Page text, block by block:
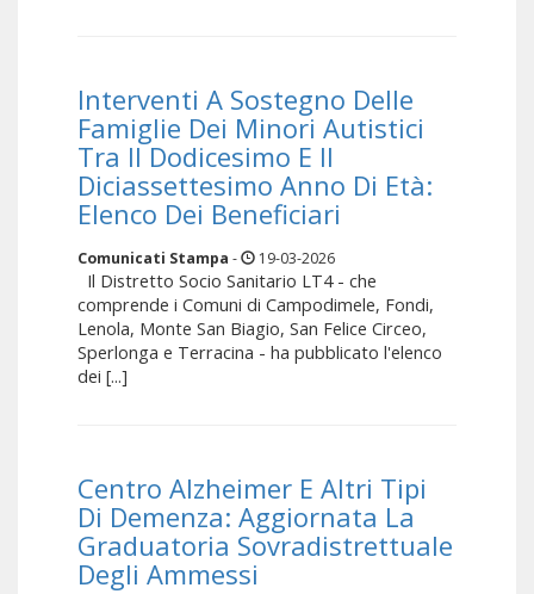
Interventi A Sostegno Delle
Famiglie Dei Minori Autistici
Tra Il Dodicesimo E Il
Diciassettesimo Anno Di Età:
Elenco Dei Beneficiari
Comunicati Stampa - 19-03-2026
Il Distretto Socio Sanitario LT4 - che
comprende i Comuni di Campodimele, Fondi,
Lenola, Monte San Biagio, San Felice Circeo,
Sperlonga e Terracina - ha pubblicato l'elenco
dei [...]
Centro Alzheimer E Altri Tipi
Di Demenza: Aggiornata La
Graduatoria Sovradistrettuale
Degli Ammessi